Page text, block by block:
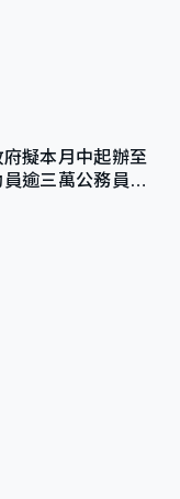
擬本月中起辦至
逾三萬公務員人